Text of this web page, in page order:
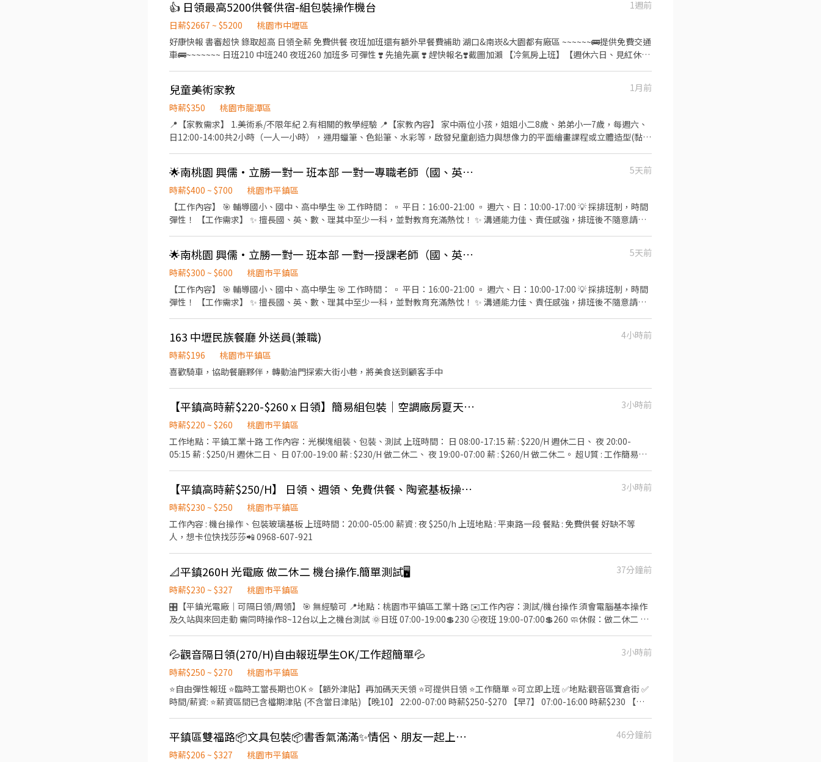
需搬重物 3.工作為快節奏且需團隊配合
👍 日領最高5200供餐供宿-組包裝操作機台
1週前
日薪$2667 ~ $5200
桃園市中壢區
好康快報 書審超快 錄取超高 日領全薪 免費供餐 夜班加班還有額外早餐費補助 湖口&南崁&大園都有廠區 ~~~~~~🚌提供免費交通
車🚌~~~~~~~ 日班210 中班240 夜班260 加班多 可彈性 ❣️ 先搶先贏 ❣️ 趕快報名❣️截圖加瀨 【冷氣房上班】【週休六日、見紅休】
薪 #高額週領一萬 #轉他人帳戶 #現金 ⚡️⚡️⚡️名額有限 截圖✚ ʟɪɴᴇ 報名 ⚡️⚡️⚡️ 安心求職請找💼徐小姐 點擊快速✚好友：
https://lin.ee/JefzYJo
兒童美術家教
1月前
時薪$350
桃園市龍潭區
📍【家教需求】 1.美術系/不限年紀 2.有相關的教學經驗 📍【家教內容】 家中兩位小孩，姐姐小二8歲、弟弟小一7歲，每週六、
日12:00-14:00共2小時（一人一小時），運用蠟筆、色鉛筆、水彩等，啟發兒童創造力與想像力的平面繪畫課程或立體造型(黏
🌟南桃園 興儒·立勝一對一 班本部 一對一專職老師（國、英、數、理皆可）
5天前
時薪$400 ~ $700
桃園市平鎮區
【工作內容】 🎯 輔導國小、國中、高中學生 🎯 工作時間： ▫ 平日：16:00-21:00 ▫ 週六、日：10:00-17:00 💡 採排班制，時間
彈性！ 【工作需求】 ✨ 擅長國、英、數、理其中至少一科，並對教育充滿熱忱！ ✨ 溝通能力佳、責任感強，排班後不隨意請
待遇更佳！
🌟南桃園 興儒·立勝一對一 班本部 一對一授課老師（國、英、數、理皆可）
5天前
時薪$300 ~ $600
桃園市平鎮區
【工作內容】 🎯 輔導國小、國中、高中學生 🎯 工作時間： ▫ 平日：16:00-21:00 ▫ 週六、日：10:00-17:00 💡 採排班制，時間
彈性！ 【工作需求】 ✨ 擅長國、英、數、理其中至少一科，並對教育充滿熱忱！ ✨ 溝通能力佳、責任感強，排班後不隨意請
待遇更佳！
163 中壢民族餐廳 外送員(兼職)
4小時前
時薪$196
桃園市平鎮區
喜歡騎車，協助餐廳夥伴，轉動油門探索大街小巷，將美食送到顧客手中
【平鎮高時薪$220-$260 x 日領】簡易組包裝｜空調廠房夏天涼涼
3小時前
時薪$220 ~ $260
桃園市平鎮區
工作地點：平鎮工業十路 工作內容：光模塊組裝、包裝、測試 上班時間： 日 08:00-17:15 薪 : $220/H 週休二日、 夜 20:00-
05:15 薪 : $250/H 週休二日、 日 07:00-19:00 薪 : $230/H 做二休二、 夜 19:00-07:00 薪 : $260/H 做二休二。 超U質 : 工作簡易好
【平鎮高時薪$250/H】 日領、週領、免費供餐、陶瓷基板操機清洗簡易好上手
3小時前
時薪$230 ~ $250
桃園市平鎮區
工作內容 : 機台操作、包裝玻璃基板 上班時間：20:00-05:00 薪資 : 夜 $250/h 上班地點 : 平東路一段 餐點 : 免費供餐 好缺不等
人，想卡位快找莎莎📲 0968-607-921
📐平鎮260H 光電廠 做二休二 機台操作.簡單測試🖥️
37分鐘前
時薪$230 ~ $327
桃園市平鎮區
🎛️【平鎮光電廠｜可隔日領/周領】 🎯 無經驗可 📍地點：桃園市平鎮區工業十路 ✉️工作內容：測試/機台操作 須會電腦基本操作
及久站與來回走動 需同時操作8~12台以上之機台測試 🌞日班 07:00-19:00💲230 🌝夜班 19:00-07:00💲260 🧼休假：做二休二 📲
💦觀音隔日領(270/H)自由報班學生OK/工作超簡單💦
3小時前
時薪$250 ~ $270
桃園市平鎮區
⭐自由彈性報班 ⭐臨時工當長期也OK ⭐【額外津貼】再加碼天天領 ⭐可提供日領 ⭐工作簡單 ⭐可立即上班 ✅地點:觀音區寶倉街 ✅
時間/薪資: ⭐薪資區間已含檔期津貼 (不含當日津貼) 【晚10】 22:00-07:00 時薪$250-$270 【早7】 07:00-16:00 時薪$230 【早8
平鎮區雙福路📦文具包裝📦書香氣滿滿✨情侶、朋友一起上工也OK✨
46分鐘前
時薪$206 ~ $327
桃園市平鎮區